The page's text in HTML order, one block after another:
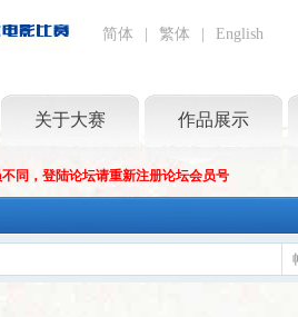
简体 繁体 English
关于大赛 作品展示
同，登陆论坛请重新注册论坛会员号